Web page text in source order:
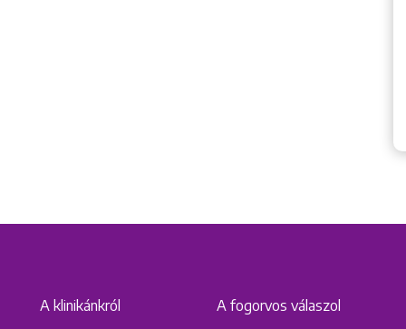
A klinikánkról
A fogorvos válaszol